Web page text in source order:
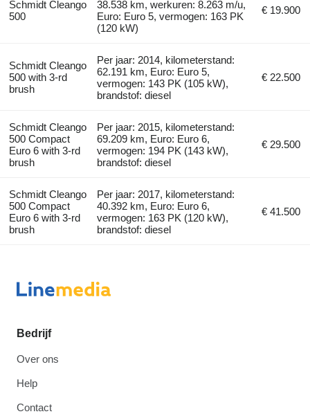
Schmidt Cleango
500
38.538 km, werkuren: 8.263 m/u,
Euro: Euro 5, vermogen: 163 PK
(120 kW)
€ 19.900
Schmidt Cleango
500 with 3-rd
brush
Per jaar: 2014, kilometerstand:
62.191 km, Euro: Euro 5,
vermogen: 143 PK (105 kW),
brandstof: diesel
€ 22.500
Schmidt Cleango
500 Compact
Euro 6 with 3-rd
brush
Per jaar: 2015, kilometerstand:
69.209 km, Euro: Euro 6,
vermogen: 194 PK (143 kW),
brandstof: diesel
€ 29.500
Schmidt Cleango
500 Compact
Euro 6 with 3-rd
brush
Per jaar: 2017, kilometerstand:
40.392 km, Euro: Euro 6,
vermogen: 163 PK (120 kW),
brandstof: diesel
€ 41.500
Bedrijf
Over ons
Help
Contact